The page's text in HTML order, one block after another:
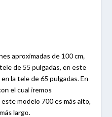
aproximadas de 100 cm,
de 55 pulgadas, en este
la tele de 65 pulgadas. En
el cual iremos
modelo 700 es más alto,
largo.